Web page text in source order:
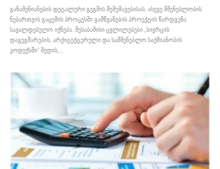
განაშენიანების დეტალური გეგმის შემუშავებისას, ასევე მშენებლობის
ნებართვის გაცემის პროცესში გამწვანების პროექტის წარდგენა
სავალდებულო იქნება. შესაბამისი ცვლილებები „სივრცის
დაგეგმარების, არქიტექტურული და სამშენებლო საქმიანობის
კოდექსში“ შედის,...